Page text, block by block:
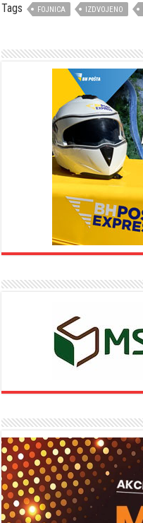
Tags FOJNICA IZDVOJENO